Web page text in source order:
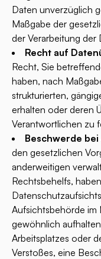
Daten unverzüglich
Maßgabe der
der Verarbeitung der
Recht auf
Recht, Sie
haben, nach
strukturierten,
erhalten oder deren
Verantwortlichen zu
Beschwerde
den gesetzlichen
anderweitigen
Rechtsbehelfs,
Aufsichtsbehörde im
gewöhnlich
Arbeitsplatzes oder
Verstoßes, eine